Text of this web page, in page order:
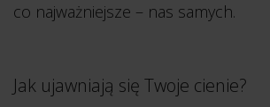
co najważniejsze – nas samych.
Jak ujawniają się Twoje cienie?